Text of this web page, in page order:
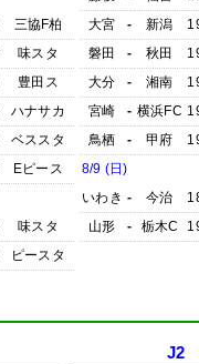
三協F柏
味スタ
豊田ス
ハナサカ
ベススタ
Eピース
味スタ
ピースタ
大宮
- 新潟
磐田
- 秋田
大分
- 湘南
宮崎
- 横浜FC
鳥栖
- 甲府
8/9 (日)
いわき - 今治
山形
- 栃木C
J2